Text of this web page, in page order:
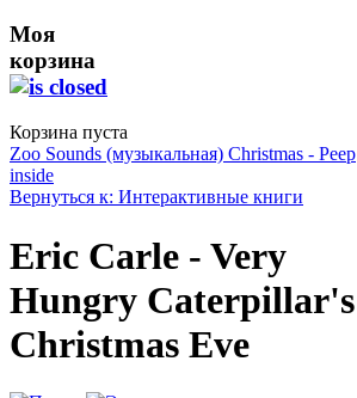
Моя
корзина
Корзина пуста
Zoo Sounds (музыкальная) Christmas - Peep
inside
Вернуться к: Интерактивные книги
Eric Carle - Very
Hungry Caterpillar's
Christmas Eve